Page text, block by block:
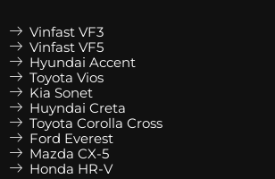
Vinfast VF3
Vinfast VF5
Hyundai Accent
Toyota Vios
Kia Sonet
Huyndai Creta
Toyota Corolla Cross
Ford Everest
Mazda CX-5
Honda HR-V